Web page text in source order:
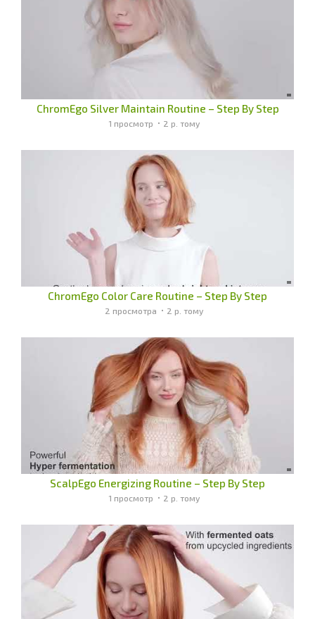
ChromEgo Silver Maintain Routine – Step By Step
1 просмотр 2 р. тому
ChromEgo Color Care Routine – Step By Step
2 просмотра 2 р. тому
ScalpEgo Energizing Routine – Step By Step
1 просмотр 2 р. тому